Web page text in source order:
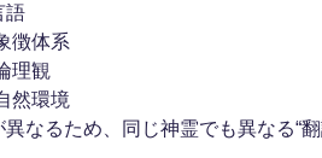
語
徴体系
理観
然環境
異なるため、同じ神霊でも異なる“翻